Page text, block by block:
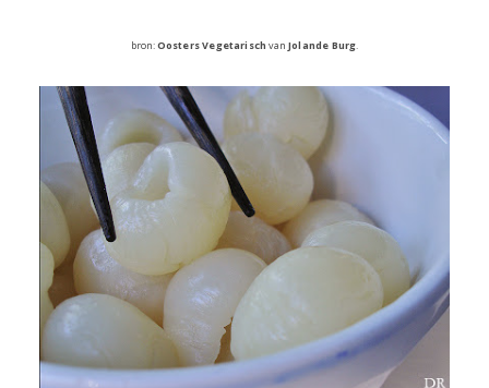
bron:Oosters Vegetarisch vanJolande Burg.